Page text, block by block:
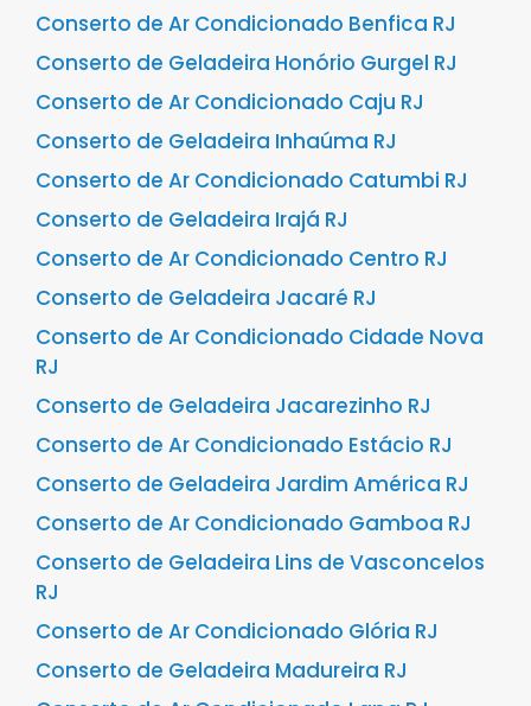
Conserto de Ar Condicionado Benfica RJ
Conserto de Geladeira Honório Gurgel RJ
Conserto de Ar Condicionado Caju RJ
Conserto de Geladeira Inhaúma RJ
Conserto de Ar Condicionado Catumbi RJ
Conserto de Geladeira Irajá RJ
Conserto de Ar Condicionado Centro RJ
Conserto de Geladeira Jacaré RJ
Conserto de Ar Condicionado Cidade Nova
RJ
Conserto de Geladeira Jacarezinho RJ
Conserto de Ar Condicionado Estácio RJ
Conserto de Geladeira Jardim América RJ
Conserto de Ar Condicionado Gamboa RJ
Conserto de Geladeira Lins de Vasconcelos
RJ
Conserto de Ar Condicionado Glória RJ
Conserto de Geladeira Madureira RJ